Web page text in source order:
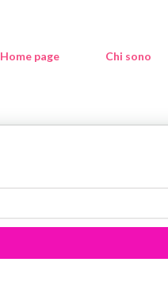
Home page Chi sono